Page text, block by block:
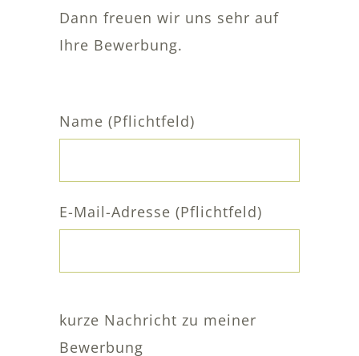
Dann freuen wir uns sehr auf
Ihre Bewerbung.
Name (Pflichtfeld)
E-Mail-Adresse (Pflichtfeld)
lasse
kurze Nachricht zu meiner
Bewerbung